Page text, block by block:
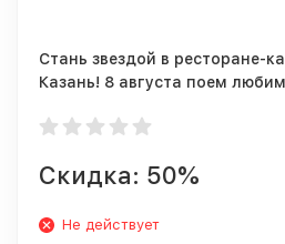
Стань звездой в ресторане-
Казань! 8 августа поем
Скидка: 50%
Не действует